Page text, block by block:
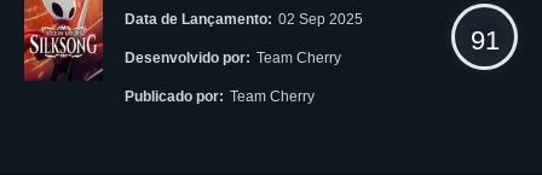
Data de Lançamento: 02 Sep 2025
Desenvolvido por: Team Cherry
Publicado por: Team Cherry
91